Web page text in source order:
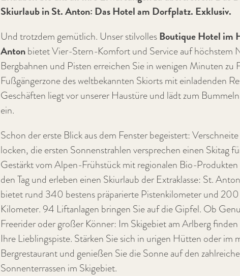
Skiurlaub in St. Anton: Das Hotel am Dorfplatz. Exklusiv.
Und trotzdem gemütlich. Unser stilvollesBoutique Hotel im
Antonbietet Vier-Stern-Komfort und Service auf höchstem
Bergbahnen und Pisten erreichen Sie in wenigen Minuten zu
Fußgängerzone des weltbekannten Skiorts mit einladenden
Geschäften liegt vor unserer Haustüre und lädt zum
ein.
Schon der erste Blick aus dem Fenster begeistert:
locken, die ersten Sonnenstrahlen versprechen einen Skitag
Gestärkt vom Alpen-Frühstück mit regionalen Bio-Produkten
den Tag und erleben einen Skiurlaub der Extraklasse: St.
bietet rund 340 bestens präparierte Pistenkilometer und
Kilometer. 94 Liftanlagen bringen Sie auf die Gipfel. Ob
Freerider oder großer Könner: Im Skigebiet am Arlberg
Ihre Lieblingspiste. Stärken Sie sich in urigen Hütten oder im
Bergrestaurant und genießen Sie die Sonne auf den
Sonnenterrassen im Skigebiet.